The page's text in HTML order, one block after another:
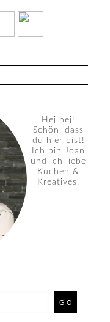
Hej hej!
Schön, dass
du hier bist!
Ich bin Joan
und ich liebe
Kuchen &
Kreatives.